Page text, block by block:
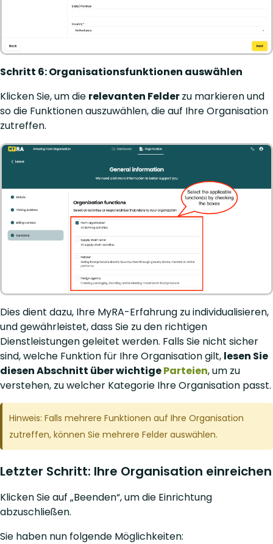
Schritt 6: Organisationsfunktionen auswählen
Klicken Sie, um die relevanten Felderzu markieren und
so die Funktionen auszuwählen, die auf Ihre Organisation
zutreffen.
Dies dient dazu, Ihre MyRA-Erfahrung zu individualisieren,
und gewährleistet, dass Sie zu den richtigen
Dienstleistungen geleitet werden. Falls Sie nicht sicher
sind, welche Funktion für Ihre Organisation gilt, lesen Sie
diesen Abschnitt über wichtigeParteien, um zu
verstehen, zu welcher Kategorie Ihre Organisation passt.
Hinweis: Falls mehrere Funktionen auf Ihre Organisation
zutreffen, können Sie mehrere Felder auswählen.
Letzter Schritt: Ihre Organisation einreichen
Klicken Sie auf „Beenden“, um die Einrichtung
abzuschließen.
Sie haben nun folgende Möglichkeiten: